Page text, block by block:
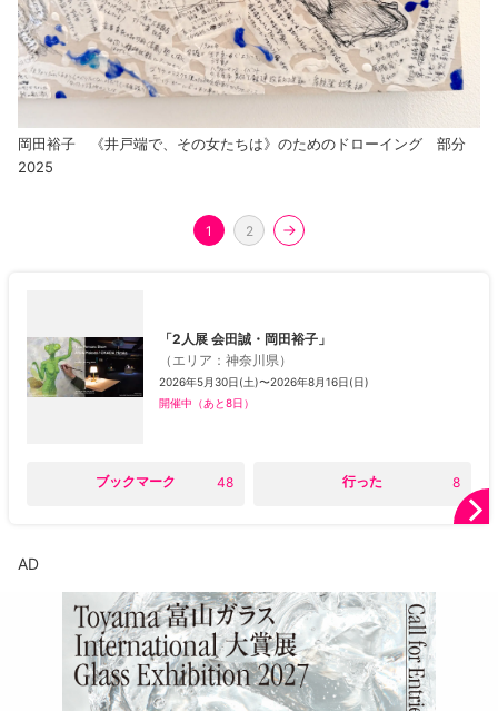
岡田裕子 《井戸端で、その女たちは》のためのドローイング 部分
2025
1 2
「2人展 会田誠・岡田裕子」
（ エリア ：神奈川県 ）
2026年5月30日(土)〜2026年8月16日(日)
開催中 （あと8日）
ブックマーク 48 行った 8
AD